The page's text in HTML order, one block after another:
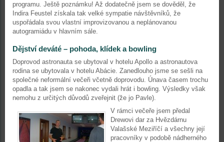
programu. Ještě poznámku! Až dodatečně jsem se dověděl, že
Indira Feustel získala tak velké sympatie návštěvníků, že
uspořádala svou vlastní improvizovanou a neplánovanou
autogramiádu v hlavním sále.
Dějství deváté – pohoda, klídek a bowling
Doprovod astronauta se ubytoval v hotelu Apollo a astronautova
rodina se ubytovala v hotelu Abácie. Zanedlouho jsme se sešli na
společné neformální večeři včetně doprovodu. Únava časem trochu
opadla a tak jsem se nakonec vydali hrát i bowling. Výsledky však
nemohu z určitých důvodů zveřejnit (že jo Pavle).
V rámci večeře jsem předal
Drewovi dar za Hvězdárnu
Valašské Meziříčí a všechny její
pracovníky v podobě nádherného